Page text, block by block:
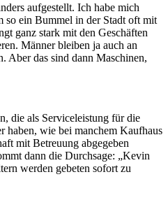
aufgestellt. Ich habe mich
so ein Bummel in der Stadt oft mit
ganz stark mit den Geschäften
Männer bleiben ja auch an
Aber das sind dann Maschinen,
die als Serviceleistung für die
haben, wie bei manchem Kaufhaus
mit Betreuung abgegeben
dann die Durchsage: „Kevin
werden gebeten sofort zu